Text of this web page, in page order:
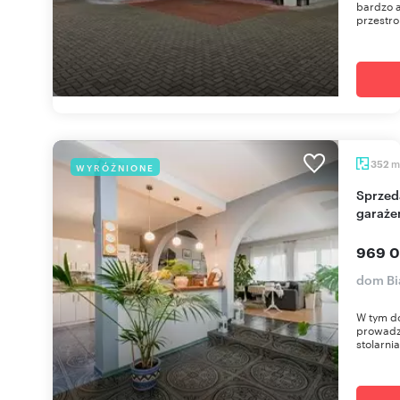
bardzo
WYRÓŻNIONE 352 m
Sprzedam dom z usługami 352 m² z ogrodem i
969
dom
W tym